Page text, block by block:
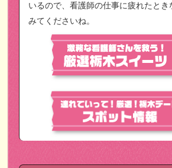
いるので、看護師の仕事に疲れたとき
みてくださいね。